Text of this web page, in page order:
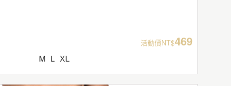
活動價NT$469
M L XL